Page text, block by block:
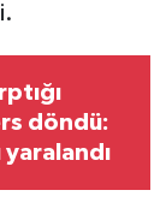
döndü:
yaralandı